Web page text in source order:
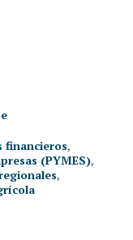
financieros,
(PYMES),
,